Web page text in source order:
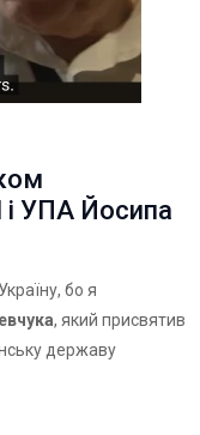
і УПА Йосипа
бо я
, який присвятив
державу